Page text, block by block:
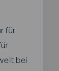
für
bei